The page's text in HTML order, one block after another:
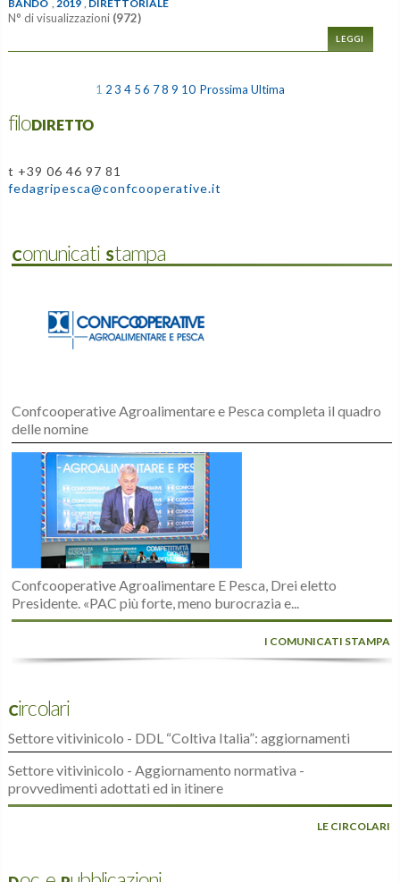
BANDO
2019 DIRETTORIALE
N° di visualizzazioni (972)
LEGGI
1 2 3 4 5 6 78 9 10 Prossima Ultima
filoDIRETTO
t +39 06 46 97 81
fedagripesca@confcooperative.it
Comunicati Stampa
Confcooperative Agroalimentare e Pesca completa il quadro
delle nomine
Confcooperative Agroalimentare E Pesca, Drei eletto
Presidente. «PAC più forte, meno burocrazia e...
I COMUNICATI STAMPA
Circolari
Settore vitivinicolo - DDL “Coltiva Italia”: aggiornamenti
Settore vitivinicolo - Aggiornamento normativa -
provvedimenti adottati ed in itinere
LE CIRCOLARI